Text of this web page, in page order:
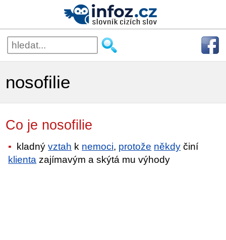
nosofilie
Co je nosofilie
kladnývztah k nemoci, protože někdy činí
klienta zajímavým a skýtá mu výhody